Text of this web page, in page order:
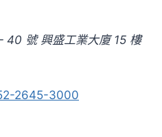
40 號 興盛工業大廈 15 樓
2645-3000